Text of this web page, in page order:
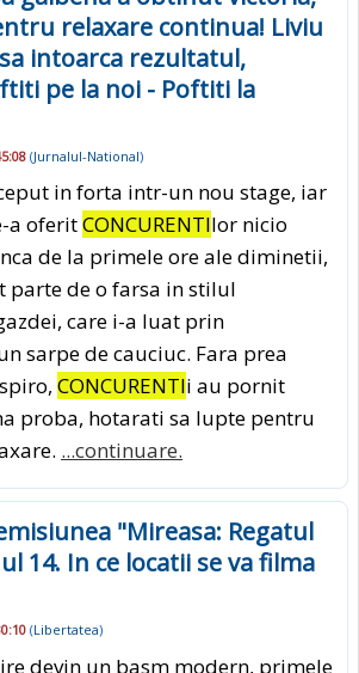
relaxare continua! Liviu
intoarca rezultatul,
pe la noi - Poftiti la
(Jurnalul-National)
in forta intr-un nou stage, iar
a oferitCONCURENTIlor nicio
de la primele ore ale diminetii,
parte de o farsa in stilul
care i-a luat prin
sarpe de cauciuc. Fara prea
CONCURENTIi au pornit
proba, hotarati sa lupte pentru
...continuare.
"Mireasa: Regatul
14. In ce locatii se va filma
(Libertatea)
devin un basm modern, primele